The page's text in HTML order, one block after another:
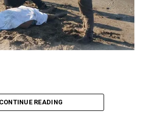
y asiáticos interesados en
Veracruz será sede del alto
CONTINUE READING